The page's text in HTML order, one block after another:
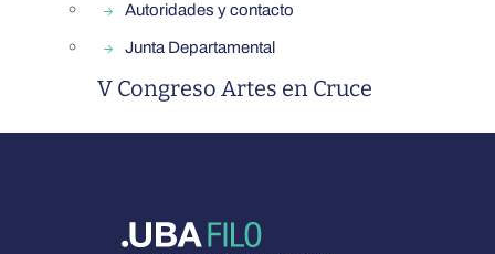
Autoridades y contacto
Junta Departamental
V Congreso Artes en Cruce